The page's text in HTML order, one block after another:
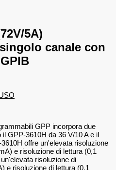
5A)
canale con
GPP incorpora due
GPP-3610H da 36 V/10 A e il
offre un'elevata risoluzione
e risoluzione di lettura (0,1
risoluzione di
e risoluzione di lettura (0,1